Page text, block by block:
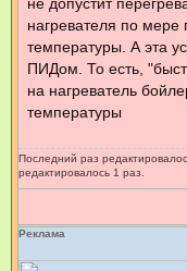
нагревателя по мере
температуры. А эта
ПИДом. То есть,
на нагреватель
температуры
Последний раз
редактировалось 1 раз.
Реклама